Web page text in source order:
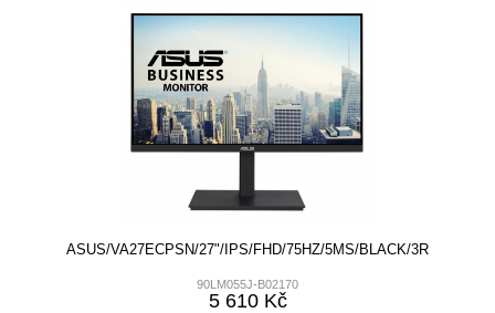
ASUS/VA27ECPSN/27"/IPS/FHD/75HZ/5MS/BLACK/3R
90LM055J-B02170
5 610 Kč